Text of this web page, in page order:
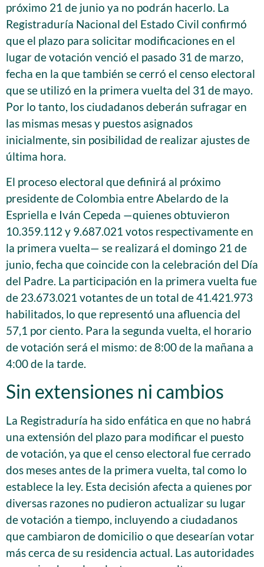
próximo 21 de junio ya no podrán hacerlo. La
Registraduría Nacional del Estado Civil confirmó
que el plazo para solicitar modificaciones en el
lugar de votación venció el pasado 31 de marzo,
fecha en la que también se cerró el censo electoral
que se utilizó en la primera vuelta del 31 de mayo.
Por lo tanto, los ciudadanos deberán sufragar en
las mismas mesas y puestos asignados
inicialmente, sin posibilidad de realizar ajustes de
última hora.
El proceso electoral que definirá al próximo
presidente de Colombia entre Abelardo de la
Espriella e Iván Cepeda —quienes obtuvieron
10.359.112 y 9.687.021 votos respectivamente en
la primera vuelta— se realizará el domingo 21 de
junio, fecha que coincide con la celebración del Día
del Padre. La participación en la primera vuelta fue
de 23.673.021 votantes de un total de 41.421.973
habilitados, lo que representó una afluencia del
57,1 por ciento. Para la segunda vuelta, el horario
de votación será el mismo: de 8:00 de la mañana a
4:00 de la tarde.
Sin extensiones ni cambios
La Registraduría ha sido enfática en que no habrá
una extensión del plazo para modificar el puesto
de votación, ya que el censo electoral fue cerrado
dos meses antes de la primera vuelta, tal como lo
establece la ley. Esta decisión afecta a quienes por
diversas razones no pudieron actualizar su lugar
de votación a tiempo, incluyendo a ciudadanos
que cambiaron de domicilio o que desearían votar
más cerca de su residencia actual. Las autoridades